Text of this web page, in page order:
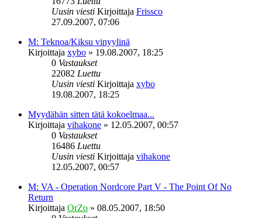
Uusin viesti Kirjoittaja Frissco
27.09.2007, 07:06
M: Teknoa/Kiksu vinyylinä
Kirjoittaja xybo » 19.08.2007, 18:25
0 Vastaukset
22082 Luettu
Uusin viesti Kirjoittaja xybo
19.08.2007, 18:25
Myydähän sitten tätä kokoelmaa...
Kirjoittaja vihakone » 12.05.2007, 00:57
0 Vastaukset
16486 Luettu
Uusin viesti Kirjoittaja vihakone
12.05.2007, 00:57
M: VA - Operation Nordcore Part V - The Point Of No
Return
Kirjoittaja OrZo » 08.05.2007, 18:50